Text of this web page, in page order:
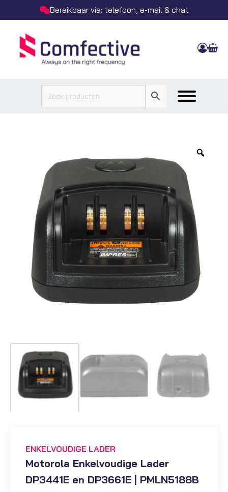
Bereikbaar via: telefoon, e-mail & chat
ENKELVOUDIGE LADER
Motorola Enkelvoudige Lader
DP3441E en DP3661E | PMLN5188B